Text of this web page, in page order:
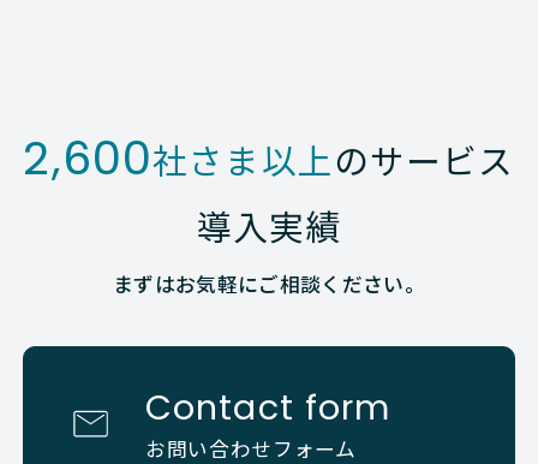
2,600社さま以上のサービス
導入実績
まずはお気軽にご相談ください。
Contact form
お問い合わせフォーム